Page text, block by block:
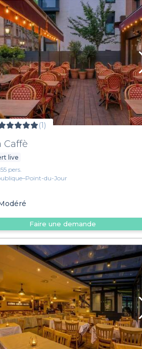
(1)
Caffè
live
pers.
du-Jour
Faire une demande